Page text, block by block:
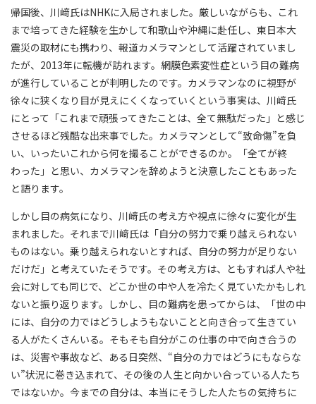
帰国後、川﨑氏はNHKに入局されました。厳しいながらも、これ
まで培ってきた経験を生かして和歌山や沖縄に赴任し、東日本大
震災の取材にも携わり、報道カメラマンとして活躍されていまし
たが、2013年に転機が訪れます。網膜色素変性症という目の難病
が進行していることが判明したのです。カメラマンなのに視野が
徐々に狭くなり目が見えにくくなっていくという事実は、川﨑氏
にとって「これまで頑張ってきたことは、全て無駄だった」と感じ
させるほど残酷な出来事でした。カメラマンとして“致命傷”を負
い、いったいこれから何を撮ることができるのか。「全てが終
わった」と思い、カメラマンを辞めようと決意したこともあった
と語ります。
しかし目の病気になり、川﨑氏の考え方や視点に徐々に変化が生
まれました。それまで川﨑氏は「自分の努力で乗り越えられない
ものはない。乗り越えられないとすれば、自分の努力が足りない
だけだ」と考えていたそうです。その考え方は、ともすれば人や社
会に対しても同じで、どこか世の中や人を冷たく見ていたかもしれ
ないと振り返ります。しかし、目の難病を患ってからは、「世の中
には、自分の力ではどうしようもないことと向き合って生きてい
る人がたくさんいる。そもそも自分がこの仕事の中で向き合うの
は、災害や事故など、ある日突然、“自分の力ではどうにもならな
い”状況に巻き込まれて、その後の人生と向かい合っている人たち
ではないか。今までの自分は、本当にそうした人たちの気持ちに